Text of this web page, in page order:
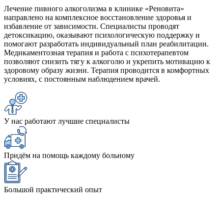
Лечение пивного алкоголизма в клинике «Реновита»
направлено на комплексное восстановление здоровья и
избавление от зависимости. Специалисты проводят
детоксикацию, оказывают психологическую поддержку и
помогают разработать индивидуальный план реабилитации.
Медикаментозная терапия и работа с психотерапевтом
позволяют снизить тягу к алкоголю и укрепить мотивацию к
здоровому образу жизни. Терапия проводится в комфортных
условиях, с постоянным наблюдением врачей.
У нас работают лучшие специалисты
Придём на помощь каждому больному
Большой практический опыт